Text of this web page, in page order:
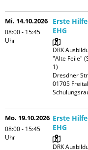
Mi. 14.10.2026
08:00 - 15:45
Uhr
Erste
EHG
DRK
"Alte Feile"
1)
Dresdner
01705 Freital
Mo. 19.10.2026
08:00 - 15:45
Uhr
Erste
EHG
DRK